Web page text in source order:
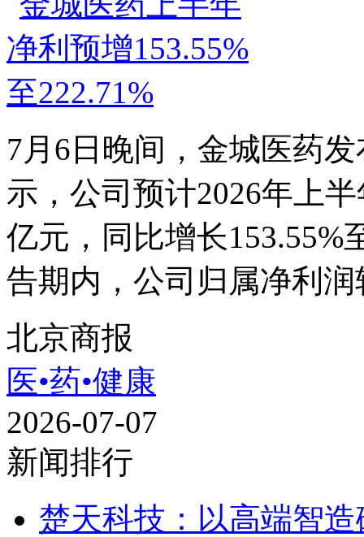
7月6日晚间，金城医药
示，公司预计2026年上
亿元，同比增长153.55%
告期内，公司归属净利
北京商报
医•药•健康
2026-07-07
新闻排行
楚天科技：以高端智